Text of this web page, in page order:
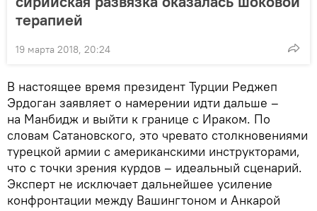
терапией
19 марта 2018, 20:24
В настоящее время президент Турции Реджеп
Эрдоган заявляет о намерении идти дальше –
на Манбидж и выйти к границе с Ираком. По
словам Сатановского, это чревато столкновениями
турецкой армии с американскими инструкторами,
что с точки зрения курдов – идеальный сценарий.
Эксперт не исключает дальнейшее усиление
конфронтации между Вашингтоном и Анкарой